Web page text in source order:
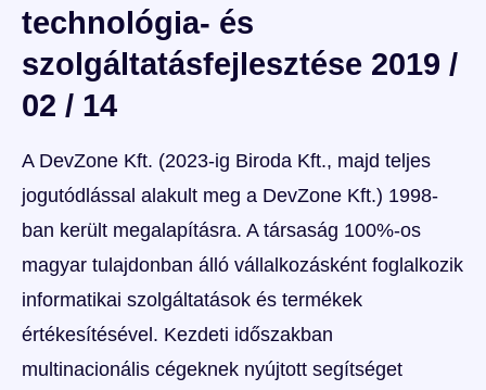
technológia- és
szolgáltatásfejlesztése 2019 /
02 / 14
A DevZone Kft. (2023-ig Biroda Kft., majd teljes
jogutódlással alakult meg a DevZone Kft.) 1998-
ban került megalapításra. A társaság 100%-os
magyar tulajdonban álló vállalkozásként foglalkozik
informatikai szolgáltatások és termékek
értékesítésével. Kezdeti időszakban
multinacionális cégeknek nyújtott segítséget